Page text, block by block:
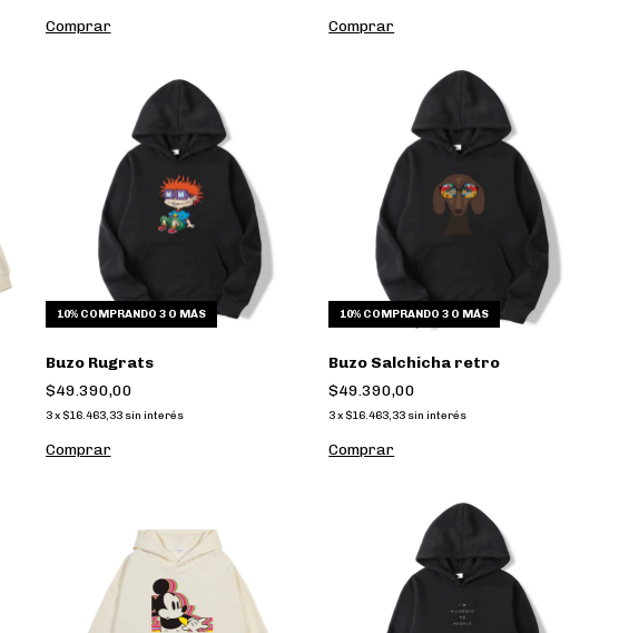
Comprar Comprar
10% COMPRANDO 3 O MÁS
Buzo Rugrats
$49.390,00
3 x $16.463,33 sin interés
Comprar
10% COMPRANDO 3 O MÁS
Buzo Salchicha retro
$49.390,00
3x $16.463,33 sin interés
Comprar